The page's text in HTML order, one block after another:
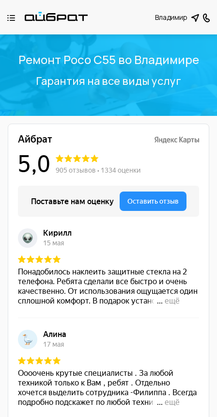
Владимир
Ремонт Poco C55 во Владимире
Гарантия на все виды услуг